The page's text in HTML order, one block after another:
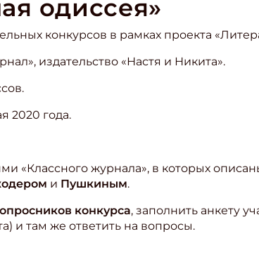
одиссея»
конкурсов в рамках проекта
издательство «Настя и Никита».
2020 года.
«Классного журнала», в которых
и Пушкиным.
конкурса, заполнить анкету
и там же ответить на вопросы.